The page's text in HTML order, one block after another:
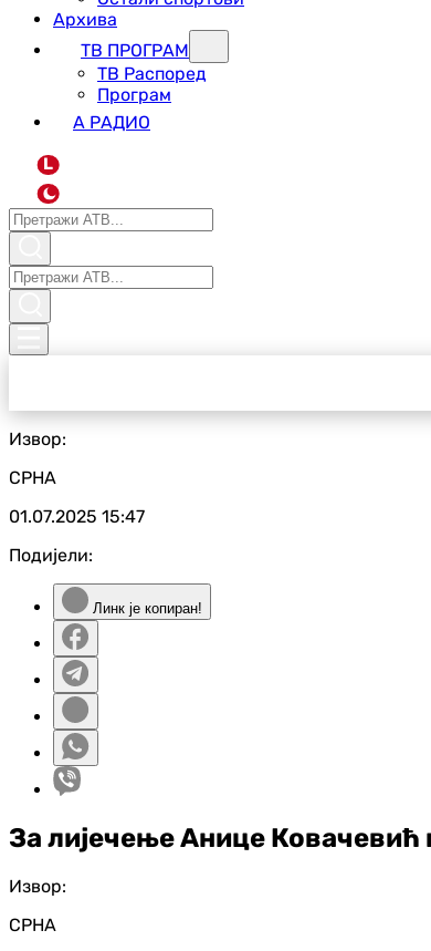
Архива
ТВ ПРОГРАМ
ТВ Распоред
Програм
А РАДИО
L
Извор:
СРНА
01.07.2025 15:47
Подијели:
Линк је копиран!
За лијечење Анице
Извор:
СРНА